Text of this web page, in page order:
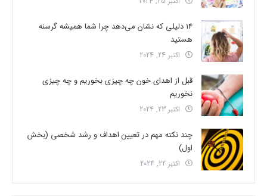
14 دلیلی که نشان می‌دهد چرا شما همیشه گرسنه
هستید
اکتبر 24, 2024
قبل از اهدای خون چه چیزی بخوریم و چه چیزی
نخوریم
اکتبر 23, 2024
چند نکته مهم در تعیین اهداف و رشد شخصی (بخش
اول)
اکتبر 22, 2024